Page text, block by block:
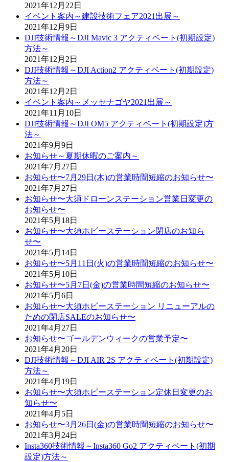
2021年12月22日
イベント案内～建設技術フェア2021出展～
2021年12月9日
DJI技術情報～DJI Mavic 3 アクティベート(初期設定)
方法～
2021年12月2日
DJI技術情報～DJI Action2 アクティベート(初期設定)
方法～
2021年12月2日
イベント案内～メッセナゴヤ2021出展～
2021年11月10日
DJI技術情報～DJI OM5 アクティベート(初期設定)方
法～
2021年9月9日
お知らせ～夏期休暇のご案内～
2021年7月27日
お知らせ〜7月29日(木)の営業時間短縮のお知らせ〜
2021年7月27日
お知らせ〜大須ドローンステーション営業日変更の
お知らせ〜
2021年5月18日
お知らせ〜大須ホビーステーション閉店のお知ら
せ〜
2021年5月14日
お知らせ〜5月11日(火)の営業時間短縮のお知らせ〜
2021年5月10日
お知らせ〜5月7日(金)の営業時間短縮のお知らせ〜
2021年5月6日
お知らせ〜大須ホビーステーション リニューアルの
ための閉店SALEのお知らせ〜
2021年4月27日
お知らせ〜ゴールデンウィークの営業予定〜
2021年4月20日
DJI技術情報～DJI AIR 2S アクティベート(初期設定)
方法～
2021年4月19日
お知らせ〜大須ホビーステーション定休日変更のお
知らせ〜
2021年4月5日
お知らせ〜3月26日(金)の営業時間短縮のお知らせ〜
2021年3月24日
Insta360技術情報～Insta360 Go2 アクティベート(初期
設定)方法～